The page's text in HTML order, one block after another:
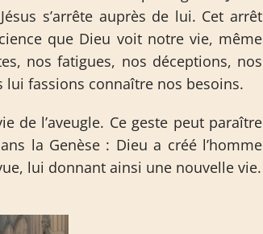
s’arrête auprès de lui. Cet arrêt
que Dieu voit notre vie, même
nos fatigues, nos déceptions, nos
fassions connaître nos besoins.
de l’aveugle. Ce geste peut paraître
la Genèse : Dieu a créé l’homme
lui donnant ainsi une nouvelle vie.